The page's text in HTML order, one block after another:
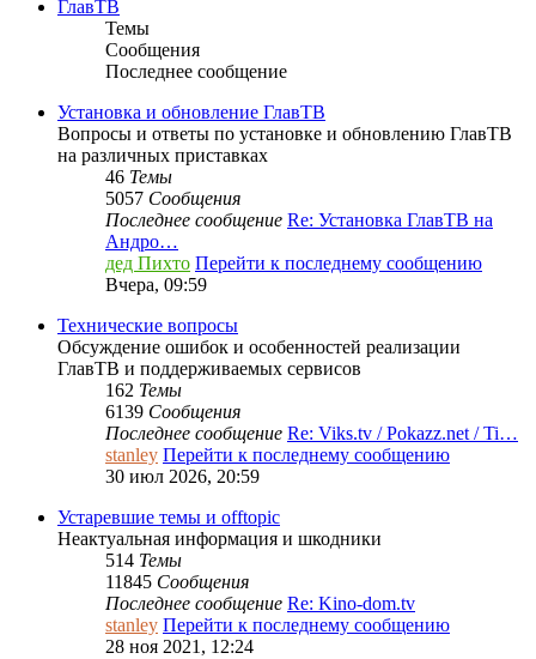
ГлавТВ
Темы
Сообщения
Последнее сообщение
Установка и обновление ГлавТВ
Вопросы и ответы по установке и обновлению ГлавТВ
на различных приставках
46 Темы
5057 Сообщения
Последнее сообщение Re: Установка ГлавТВ на
Андро…
дед Пихто Перейти к последнему сообщению
Вчера, 09:59
Технические вопросы
Обсуждение ошибок и особенностей реализации
ГлавТВ и поддерживаемых сервисов
162 Темы
6139 Сообщения
Последнее сообщение Re: Viks.tv / Pokazz.net / Ti…
stanley Перейти к последнему сообщению
30 июл 2026, 20:59
Устаревшие темы и offtopic
Неактуальная информация и шкодники
514 Темы
11845 Сообщения
Последнее сообщение Re: Kino-dom.tv
stanley Перейти к последнему сообщению
28 ноя 2021, 12:24